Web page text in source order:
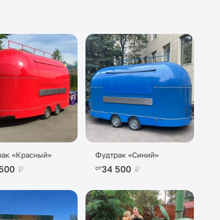
«Красный»
₽
Фудтрак «Синий»
от34 500 ₽